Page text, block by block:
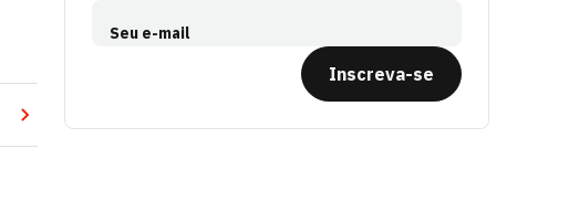
Seu e-mail
Inscreva-se